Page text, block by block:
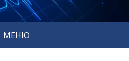
МЕНЮ